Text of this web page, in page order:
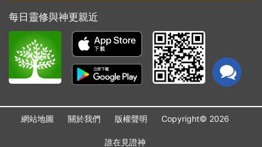
每日靈修與神更親近
網站地圖 關於我們 版權聲明 Copyright© 2026
誰在見證神